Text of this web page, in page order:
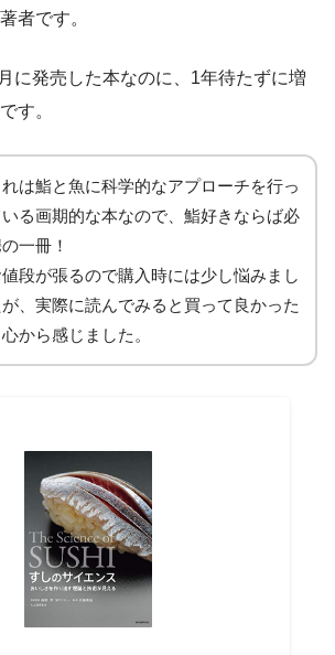
者です。
に発売した本なのに、1年待たずに増
す。
れは鮨と魚に科学的なアプローチを行っ
る画期的な本なので、鮨好きならば必
一冊！
値段が張るので購入時には少し悩みまし
が、実際に読んでみると買って良かった
心から感じました。